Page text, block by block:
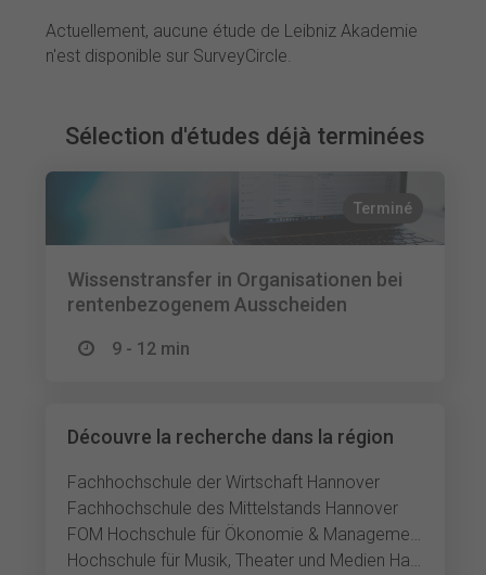
Actuellement, aucune étude de Leibniz Akademie
n'est disponible sur SurveyCircle.
Sélection d'études déjà terminées
Terminé
Wissenstransfer in Organisationen bei
rentenbezogenem Ausscheiden
9 - 12 min
Découvre la recherche dans la région
Fachhochschule der Wirtschaft Hannover
Fachhochschule des Mittelstands Hannover
FOM Hochschule für Ökonomie & Management Hannover
Hochschule für Musik, Theater und Medien Hannover